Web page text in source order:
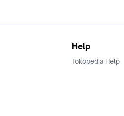
Help
Tokopedia Help